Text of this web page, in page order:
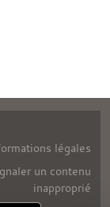
légales
un contenu
inapproprié